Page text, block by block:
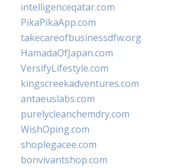
intelligenceqatar.com
PikaPikaApp.com
takecareofbusinessdfw.org
HamadaOfJapan.com
VersifyLifestyle.com
kingscreekadventures.com
antaeuslabs.com
purelycleanchemdry.com
WishOping.com
shoplegacee.com
bonvivantshop.com